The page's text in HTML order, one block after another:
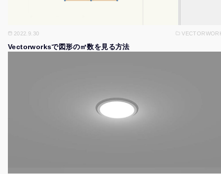
2022.9.30
Vectorworksで図形の㎡数を見る方法